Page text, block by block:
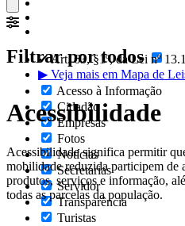
Filtrar por todos
Acesso à Informação
Cidadão
Empresas
Fotos
Notícias
Secretarias
Servidor
Transparência
Turistas
✔ Art. 63, §1º, da Lei nº
▶ Veja mais em Mapa de
Acessibilidade
Acessibilidade significa permitir
mobilidade reduzida participem de
produtos, serviços e informação,
todas as parcelas da população.